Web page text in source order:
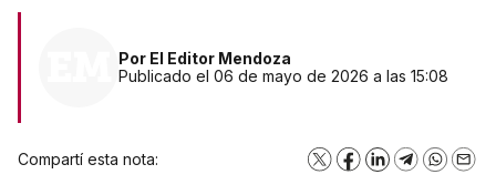
Por El Editor Mendoza
Publicado el 06 de mayo de 2026 a las 15:08
Compartí esta nota: X Facebook
LinkedInTelegram